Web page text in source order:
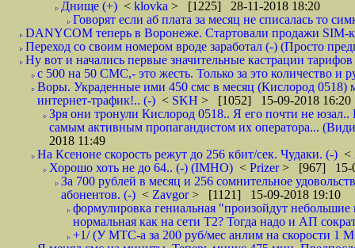
Днище (+) < klovka > [1225] 28-11-2018 18:20
Говорят если аб плата за месяц не списалась то
DANYCOM теперь в Воронеже. Стартовали продажи SIM-
Переход со своим номером вроде заработал (-) (Просто
Ну вот и начались первые значительные кастрации
с 500 на 50 СМС,- это жесть. Только за это количество и
Воры. Украденные ими 450 смс в месяц (Кислород 0518)
интернет-трафик!.. (-) < SKH > [1052] 15-09-2018 16:20
Зря они тронули Кислород 0518.. Я его почти не
самым активным пропагандистом их оператора...
2018 11:49
На Ксеноне скорость режут до 256 кбит/сек. Чудаки. (-) <
Хорошо хоть не до 64.. (-) (IMHO) < Prizer> [967] 15-
За 700 рублей в месяц и 256 сомнительное
абонентов. (-) < Zavgor> [1121] 15-09-2018 19:10
формулировка гениальная "произойдут небольшие
нормальная как на сети Т2? Тогда надо и АП
+1/ (У МТС-а за 200 руб/мес анлим на скорости 1